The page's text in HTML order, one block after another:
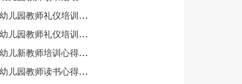
幼儿园教师礼仪培训心得体会（汇总11篇）
幼儿园教师礼仪培训心得体会[实用11篇]
幼儿新教师培训心得体会（热门）
幼儿园教师读书心得【通用】